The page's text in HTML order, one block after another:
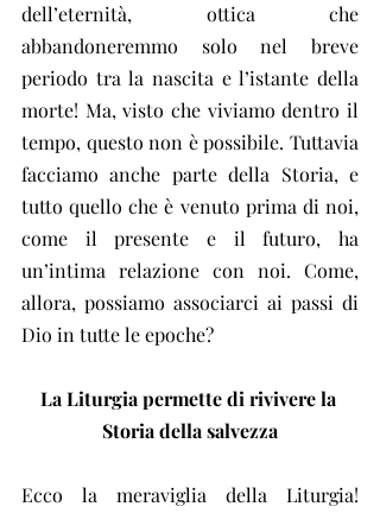
dell’eternità, ottica che
abbandoneremmo solo nel breve
periodo tra la nascita e l’istante della
morte! Ma, visto che viviamo dentro il
tempo, questo non è possibile. Tuttavia
facciamo anche parte della Storia, e
tutto quello che è venuto prima di noi,
come il presente e il futuro, ha
un’intima relazione con noi. Come,
allora, possiamo associarci ai passi di
Dio in tutte le epoche?
La Liturgia permette di rivivere la
Storia della salvezza
Ecco la meraviglia della Liturgia!